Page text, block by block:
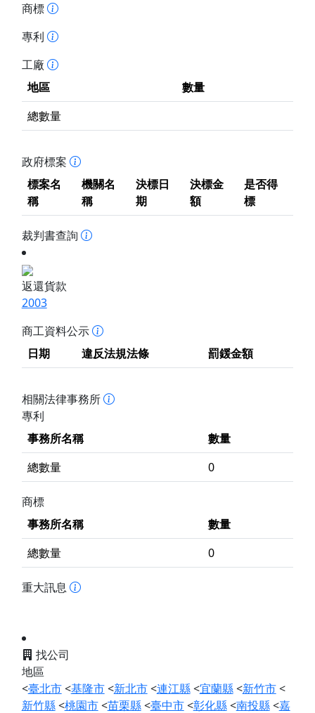
商標
專利
工廠
地區
數量
總數量
政府標案
標案名
稱
機關名
稱
決標日
期
決標金
額
是否得
標
裁判書查詢
返還貨款
2003
商工資料公示
日期
違反法規法條 罰鍰金額
相關法律事務所
專利
事務所名稱
數量
總數量
0
商標
事務所名稱
數量
總數量
0
重大訊息
找公司
地區
<臺北市<基隆市<新北市<連江縣<宜蘭縣<新竹市<
新竹縣<桃園市<苗栗縣<臺中市<彰化縣<南投縣<嘉